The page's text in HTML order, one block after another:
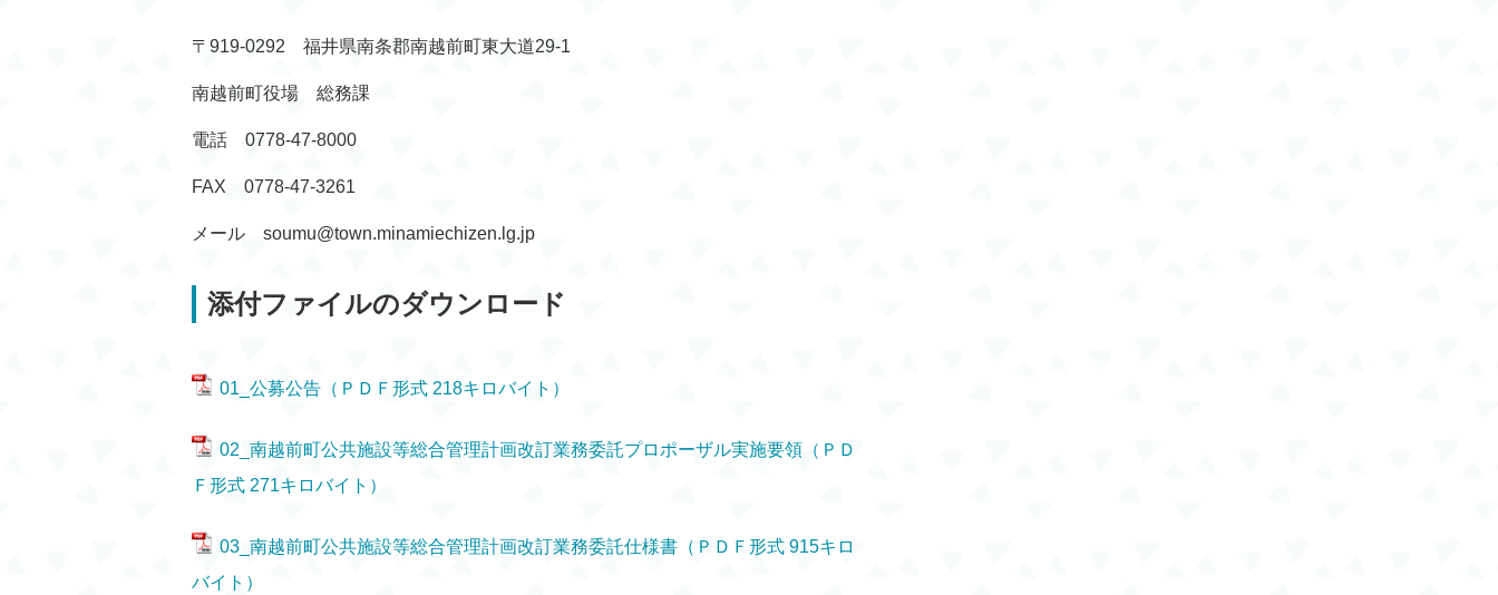
〒919-0292 福井県南条郡南越前町東大道29-1
南越前町役場 総務課
電話 0778-47-8000
FAX 0778-47-3261
メール soumu@town.minamiechizen.lg.jp
添付ファイルのダウンロード
01_公募公告（ＰＤＦ形式 218キロバイト）
02_南越前町公共施設等総合管理計画改訂業務委託プロポーザル実施要領（ＰＤ
Ｆ形式 271キロバイト）
03_南越前町公共施設等総合管理計画改訂業務委託仕様書（ＰＤＦ形式 915キロ
バイト）